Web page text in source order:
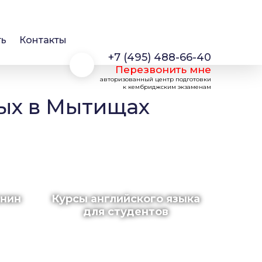
Контакты
+7 (495) 488-66-40
Перезвонить мне
авторизованный центр подготовки
к кембриджским экзаменам
в Мытищах
Курсы английского языка
для студентов